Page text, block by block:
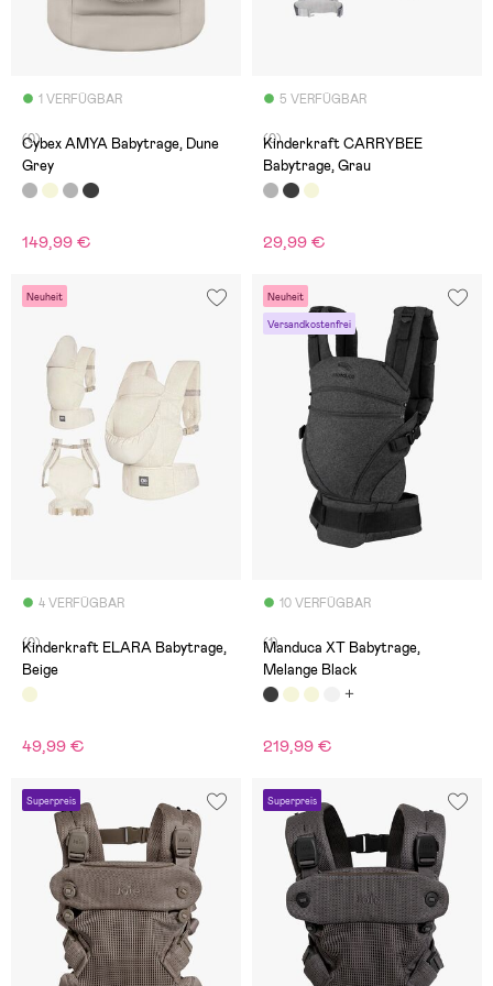
1 VERFÜGBAR
(0)
Cybex AMYA Babytrage, Dune
Grey
149,99 €
5 VERFÜGBAR
(0)
Kinderkraft CARRYBEE
Babytrage, Grau
29,99 €
Neuheit
4 VERFÜGBAR
(0)
Kinderkraft ELARA Babytrage,
Beige
49,99 €
Neuheit
Versandkostenfrei
10 VERFÜGBAR
(1)
Manduca XT Babytrage,
Melange Black
219,99 €
Superpreis Superpreis